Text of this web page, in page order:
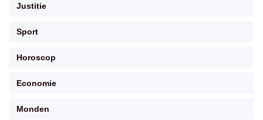
Justitie
Sport
Horoscop
Economie
Monden